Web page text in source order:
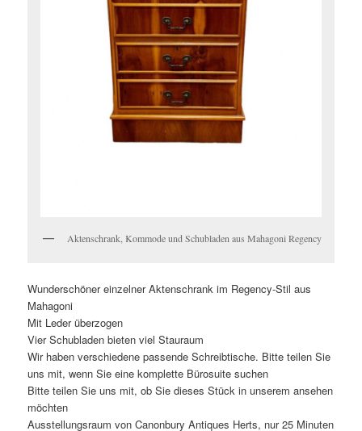
Aktenschrank, Kommode und Schubladen aus Mahagoni Regency
Wunderschöner einzelner Aktenschrank im Regency-Stil aus
Mahagoni
Mit Leder überzogen
Vier Schubladen bieten viel Stauraum
Wir haben verschiedene passende Schreibtische. Bitte teilen Sie
uns mit, wenn Sie eine komplette Bürosuite suchen
Bitte teilen Sie uns mit, ob Sie dieses Stück in unserem ansehen
möchten
Ausstellungsraum von Canonbury Antiques Herts, nur 25 Minuten